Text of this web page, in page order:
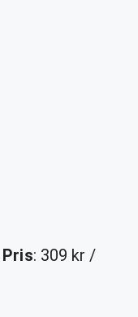
Pris: 309 kr /